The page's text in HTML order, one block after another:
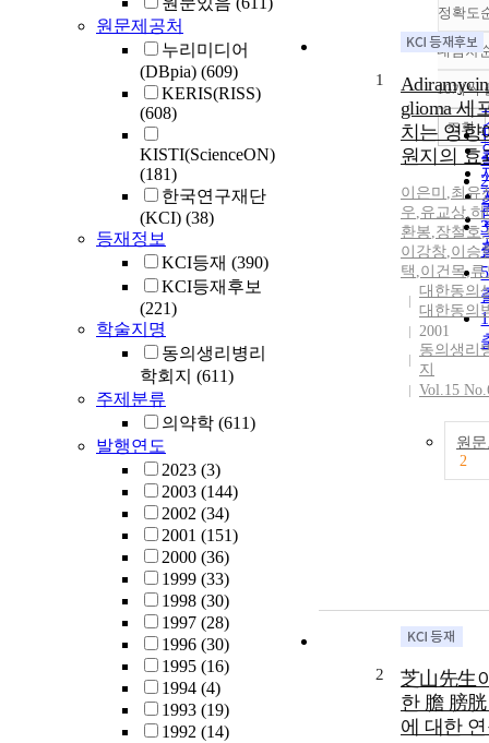
원문제공처
누리미디어
(DBpia) (609)
KERIS(RISS)
(608)
KISTI(ScienceON)
(181)
한국연구재단
(KCI) (38)
등재정보
KCI등재 (390)
KCI등재후보
(221)
학술지명
동의생리병리
학회지 (611)
주제분류
의약학 (611)
발행연도
2023 (3)
2003 (144)
2002 (34)
2001 (151)
2000 (36)
1999 (33)
1998 (30)
1997 (28)
1996 (30)
1995 (16)
1994 (4)
1993 (19)
1992 (14)
정확도
내림차
10개씩
조회
1
glioma 세
치는 영향
원지의 효
이은미 ,최유
우,유교상,하
환봉,장철호,
이강창,이승
택 ,이건목,
대한동의
대한동의
2001
동의생리
지
Vol.15
원
2
2
芝山先生
한 膽 膀
에 대한